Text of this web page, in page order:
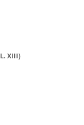
XIII)